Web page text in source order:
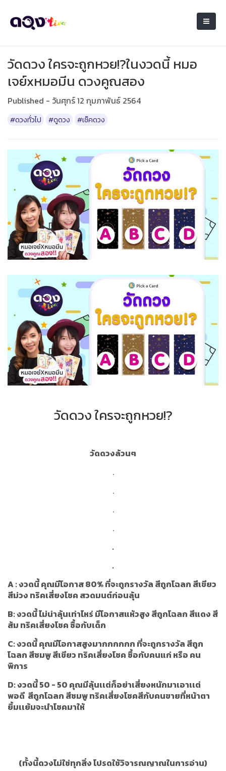
วัดดวง ใครจะถูกหวย!?ในงวดนี้ หมอ
เจย์xหมอมีน ดวงคูณสอง
Published - วันศุกร์ 12 กุมภาพันธ์ 2564
#ดวงทั่วไป #ดูดวง #เช็คดวง
วัดดวง ใครจะถูกหวย!?
วัดดวงล้วนๆ
.
.
.
.
.
.
A : งวดนี้ คุณมีโอกาส 80% ที่จะถูกรางวัล สีถูกโฉลก สีเขียว
สีม่วง ทริคเสี่ยงโชค สวดมนต์ก่อนลุ้น
B: งวดนี้ ไม่น่าลุ้นเท่าไหร่ มีโอกาสแห้วสูง สีถูกโฉลก สีแดง สี
ส้ม ทริคเสี่ยงโชค ซื้อกับเด็ก
C: งวดนี้ คุณมีโอกาสสูงมากกกกกก ที่จะถูกรางวัล สีถูก
โฉลก สีชมพู สีเขียว ทริคเสี่ยงโชค ซื้อกับคนแก่ หรือ คน
พิการ
D: งวดนี้ 50 - 50 คุณมีลุ้นเเต่ก็อย่าเสี่ยงหนักมาเอาเเต่
พอดี สีถูกโฉลก สีชมพู ทริคเสี่ยงโชคสีกับคนขายที่หน้าตา
ยิ้มเเย้มจะนำโชคมาให้
(ทั้งนี้ดวงไม่ใช่ทุกสิ่ง โปรดใช้วิจารณญาณในการอ่าน)